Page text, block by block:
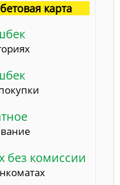
карта
без комиссии